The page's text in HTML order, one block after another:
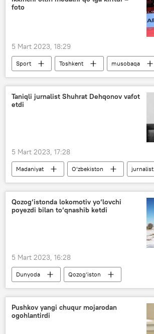
foto
5 Mart 2023, 18:29
Sport Toshkent
musobaqa
dzudo
Davlat Bobonov
Taniqli jurnalist Shuhrat Dehqonov vafot
etdi
5 Mart 2023, 17:28
Madaniyat O‘zbekiston
jurnalist
vafot etdi
Qozog‘istonda lokomotiv yo‘lovchi
poyezdi bilan to‘qnashib ketdi
5 Mart 2023, 16:28
Dunyoda
Qozog‘iston
transport hodisasi
Pushkov yangi chuqur mojarodan
ogohlantirdi